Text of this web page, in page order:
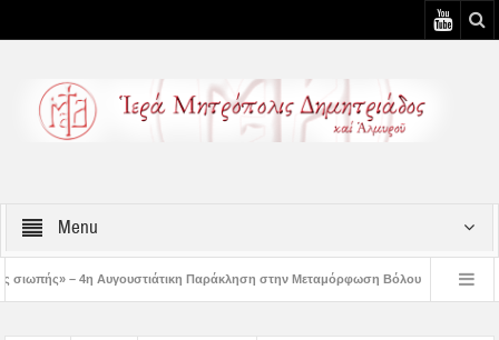
Menu
Παράκληση στην Μεταμόρφωση Βόλου Επίσκεψη του Δ/ντού της Β/